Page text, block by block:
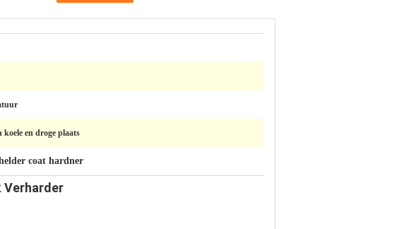
koele en droge plaats
coat hardner
Verharder